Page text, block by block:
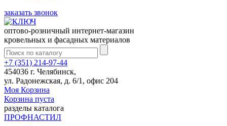
заказать звонок
оптово-розничный интернет-магазин
кровельных и фасадных материалов
+7 (351) 214-97-44
454036 г. Челябинск,
ул. Радонежская, д. 6/1, офис 204
Моя Корзина
Корзина пуста
разделы каталога
ПРОФНАСТИЛ